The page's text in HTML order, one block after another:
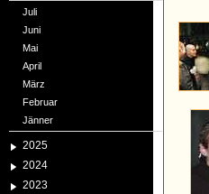
Juli
Juni
Mai
April
März
Februar
Jänner
2025
2024
2023